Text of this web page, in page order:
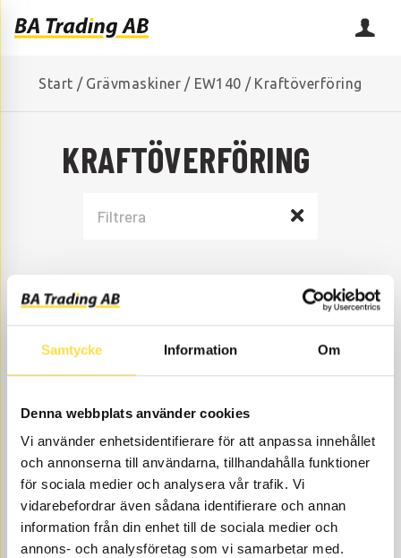
Samtycke Information Om
Denna webbplats använder cookies
Vi använder enhetsidentifierare för att anpassa innehållet
och annonserna till användarna, tillhandahålla funktioner
för sociala medier och analysera vår trafik. Vi
vidarebefordrar även sådana identifierare och annan
information från din enhet till de sociala medier och
annons- och analysföretag som vi samarbetar med.
Start / Grävmaskiner / EW140 / Kraftöverföring
KRAFTÖVERFÖRING